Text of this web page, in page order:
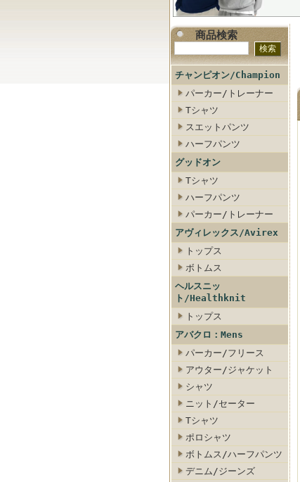
商品検索
チャンピオン/Champion
パーカー/トレーナー
Tシャツ
スエットパンツ
ハーフパンツ
グッドオン
Tシャツ
ハーフパンツ
パーカー/トレーナー
アヴィレックス/Avirex
トップス
ボトムス
ヘルスニッ
ト/Healthknit
トップス
アバクロ：Mens
パーカー/フリース
アウター/ジャケット
シャツ
ニット/セーター
Tシャツ
ポロシャツ
ボトムス/ハーフパンツ
デニム/ジーンズ